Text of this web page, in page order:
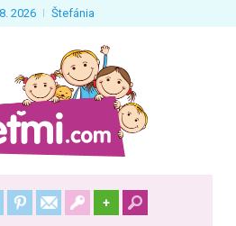
2026 Štefánia
+